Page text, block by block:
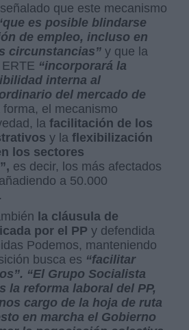
que este mecanismo
es posible blindarse
de empleo, incluso en
circunstancias” y que la
“incorporará la
interna al
del mercado de
forma, el mecanismo
lafacilitación de los
y laflexibilización
los sectores
es decir, los más afectados
a 50.000
la cláusula de
por el PP y defendida
Podemos, manteniendo
busca es “facilitar
“El Grupo Socialista
la reforma laboral del PP,
cargo de la hoja de ruta
en marcha el Gobierno